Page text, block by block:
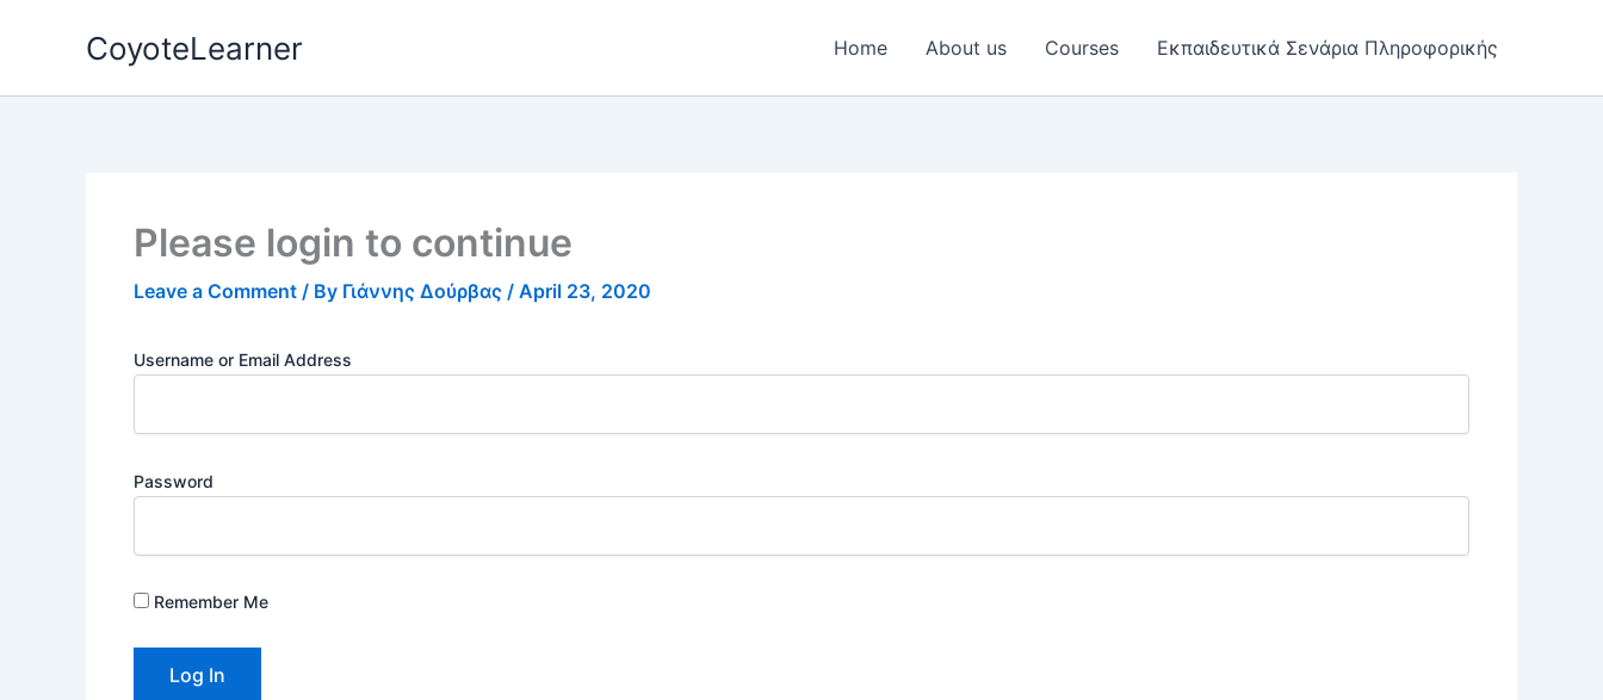
CoyoteLearner Home About us Courses Εκπαιδευτικά Σενάρια Πληροφορικής
Please login to continue
Leave a Comment / By Γιάννης Δούρβας / April 23, 2020
Username or Email Address
Password
Remember Me